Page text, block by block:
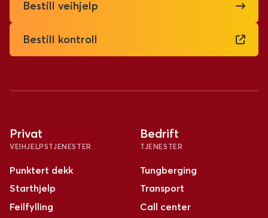
Bestill veihjelp
Bestill kontroll
Privat
VEIHJELPSTJENESTER
Punktert dekk
Starthjelp
Feilfylling
Bedrift
TJENESTER
Tungberging
Transport
Call center